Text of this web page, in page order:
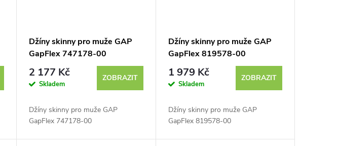
Džíny skinny pro muže GAP
GapFlex 747178-00
2 177 Kč
Skladem
ZOBRAZIT
Džíny skinny pro muže GAP
GapFlex 747178-00
Džíny skinny pro muže GAP
GapFlex 819578-00
1 979 Kč
Skladem
ZOBRAZIT
Džíny skinny pro muže GAP
GapFlex 819578-00